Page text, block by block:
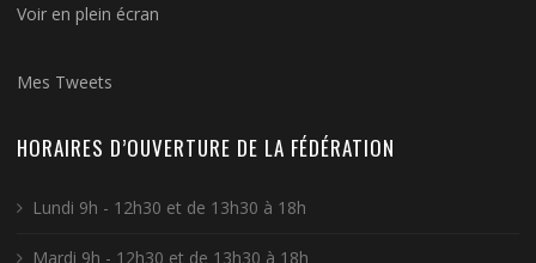
Voir en plein écran
Mes Tweets
HORAIRES D’OUVERTURE DE LA FÉDÉRATION
Lundi 9h - 12h30 et de 13h30 à 18h
Mardi 9h - 12h30 et de 13h30 à 18h